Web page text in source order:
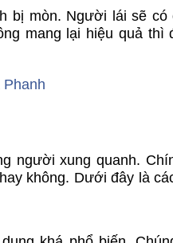
bị mòn. Người lái sẽ có
mang lại hiệu quả thì
người xung quanh.
không. Dưới đây là